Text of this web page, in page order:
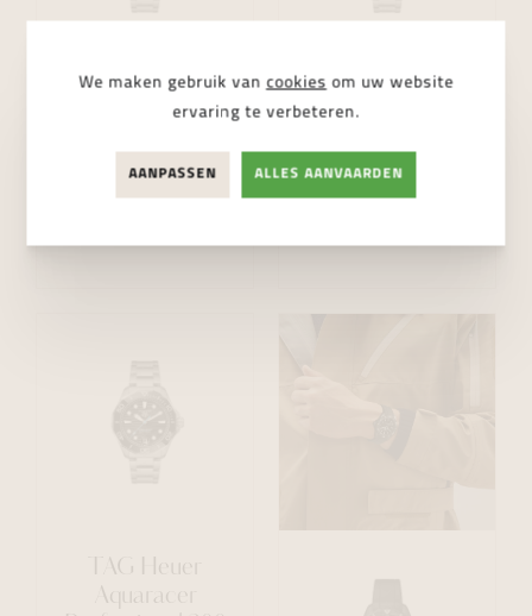
TAG Heuer
Professional 300
42mm
Professional 300
42mm
TAG Heuer
Aquaracer
We maken gebruik van cookies om uw website
ervaring te verbeteren.
AANPASSEN ALLES AANVAARDEN